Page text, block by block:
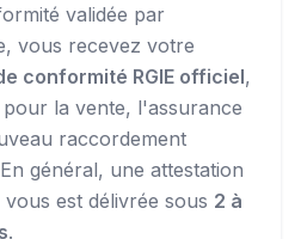
validée par
vous recevez votre
conformité RGIE officiel,
pour la vente, l'assurance
raccordement
général, une attestation
est délivrée sous 2 à
.